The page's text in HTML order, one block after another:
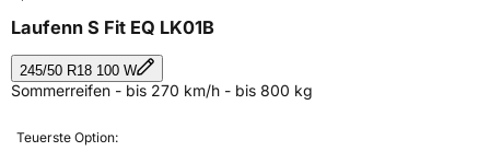
Laufenn S Fit EQ LK01B
245/50 R18 100 W
Sommerreifen - bis 270 km/h - bis 800 kg
Teuerste Option: